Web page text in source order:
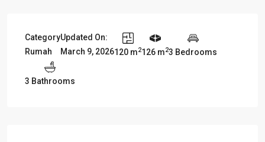
Category
Rumah
Updated On:
March 9, 2026120 m2126 m23 Bedrooms
3 Bathrooms